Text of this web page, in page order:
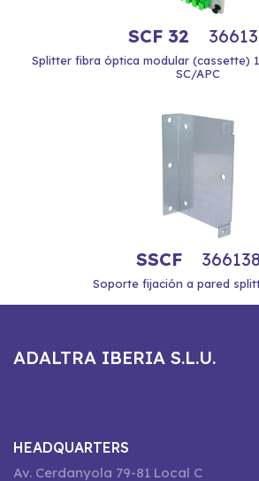
SCF 32
Splitter fibra óptica modular (cassette)
SC/APC
SSCF 366138
Soporte fijación a pared
ADALTRA IBERIA S.L.U.
HEADQUARTERS
Av. Cerdanyola 79-81 Local C